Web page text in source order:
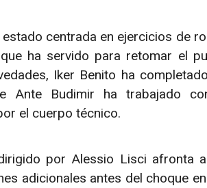
estado centrada en ejercicios de
ha servido para retomar el
Iker Benito ha
Ante Budimir ha trabajado
el cuerpo técnico.
por Alessio Lisci afronta
adicionales antes del choque